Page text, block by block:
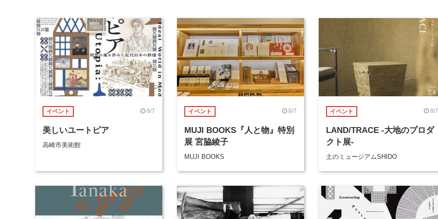
イベント 8/7
美しいユートピア
高崎市美術館
イベント 8/7
MUJI BOOKS『人と物』特別
展 宮脇綾子
MUJI BOOKS
イベント 8/7
LAND/TRACE -大地のプロダ
クト展-
土のミュージアムSHIDO